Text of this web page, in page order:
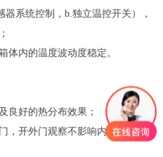
系统控制，b.独立温控开关），
体内的温度波动度稳定。
良好的热分布效果；
，开外门观察不影响内部温度；